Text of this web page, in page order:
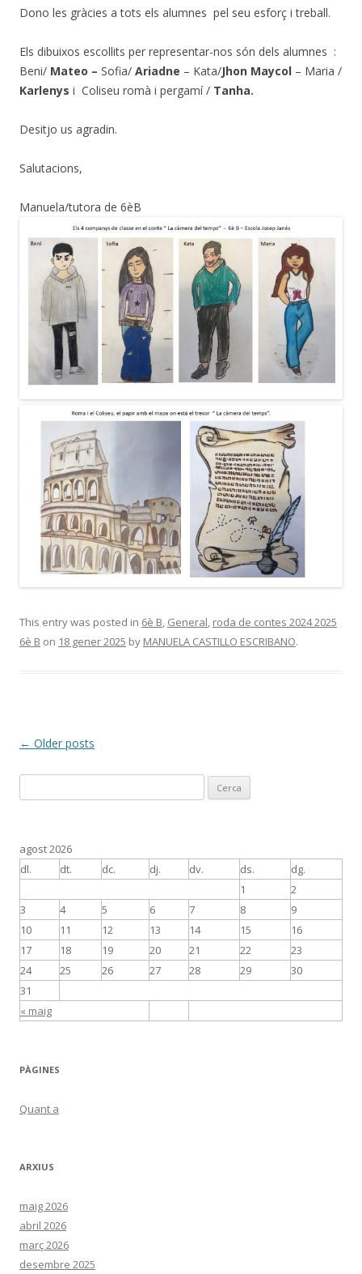
Dono les gràcies a tots els alumnes pel seu esforç i treball.
Els dibuixos escollits per representar-nos són dels alumnes :
Beni/ Mateo – Sofia/ Ariadne – Kata/Jhon Maycol – Maria /
Karlenys i Coliseu romà i pergamí / Tanha.
Desitjo us agradin.
Salutacions,
Manuela/tutora de 6èB
This entry was posted in 6è B, General, roda de contes 2024 2025
6è B on 18 gener 2025 by MANUELA CASTILLO ESCRIBANO.
Post
← Older posts
e
a
:
agost 2026
dl.
dt. dc. dj. dv. ds. dg.
« maig
1
2
3
4 5 6 7 8
9
10
11 12 13 14 15
16
17
18 19 20 21 22
23
24
25 26 27 28 29
30
31
PÀGINES
Quant a
ARXIUS
maig 2026
abril 2026
març 2026
desembre 2025